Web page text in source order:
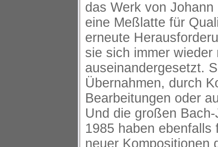
das Werk von
eine Meßlatte für
erneute
sie sich immer wieder
auseinandergesetzt.
Übernahmen, durch
Bearbeitungen oder
Und die großen
1985 haben ebenfalls
neuer Kompositionen